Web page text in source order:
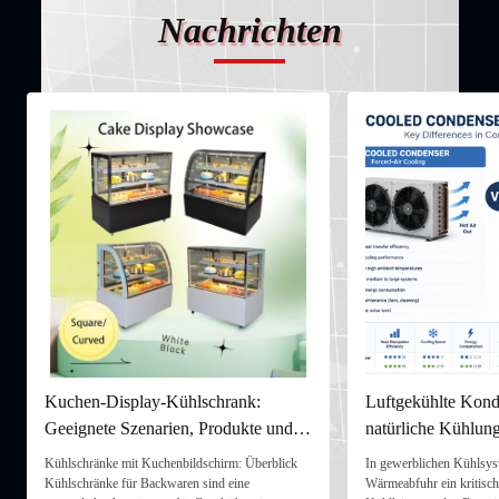
Nachrichten
Kuchen-Display-Kühlschrank:
Geeignete Szenarien, Produkte und
Nutzungsleitfaden
Kühlschränke mit Kuchenbildschirm: Überblick
Kühlschränke für Backwaren sind eine
Luftgekühlte
natürliche
Unterschied?
In gewerblichen
Wärmeabfuhr ein